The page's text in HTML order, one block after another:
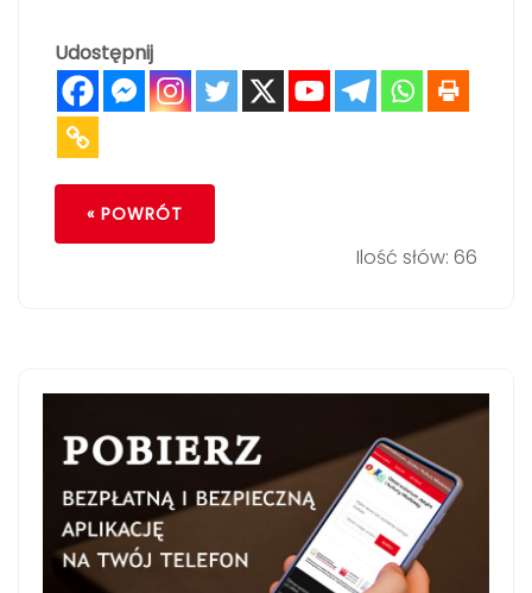
Udostępnij
« POWRÓT
Ilość słów: 66